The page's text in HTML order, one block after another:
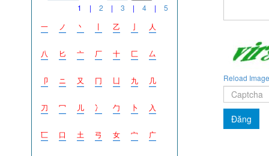
1
| 2 | 3 | 4 |
5
一
ノ 丶 丨 乙 亅 人
八 匕 亠 厂 十 匚 厶
卩 ニ 又 冂 凵 九 几
刀 冖 儿 冫 勹 卜 入
匸 口 土 弓 女 宀 广
Reload